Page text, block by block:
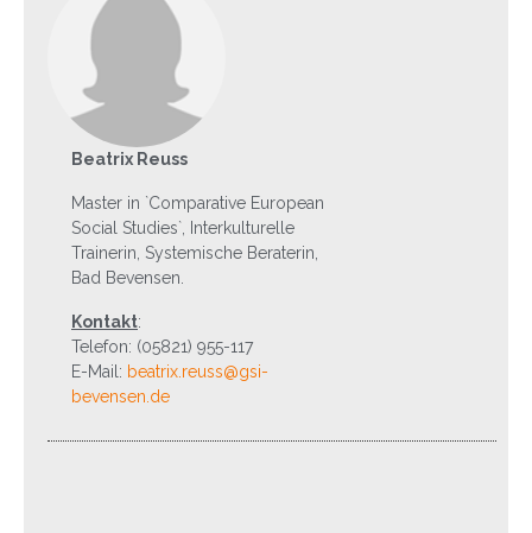
Beatrix Reuss
Master in `Comparative European
Social Studies`, Interkulturelle
Trainerin, Systemische Beraterin,
Bad Bevensen.
Kontakt:
Telefon: (05821) 955-117
E-Mail: beatrix.reuss@gsi-
bevensen.de